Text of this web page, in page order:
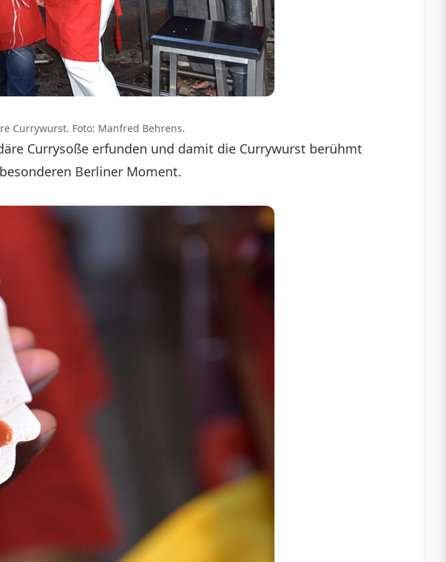
Currywurst. Foto: Manfred Behrens.
Currysoße erfunden und damit die Currywurst berühmt
Berliner Moment.